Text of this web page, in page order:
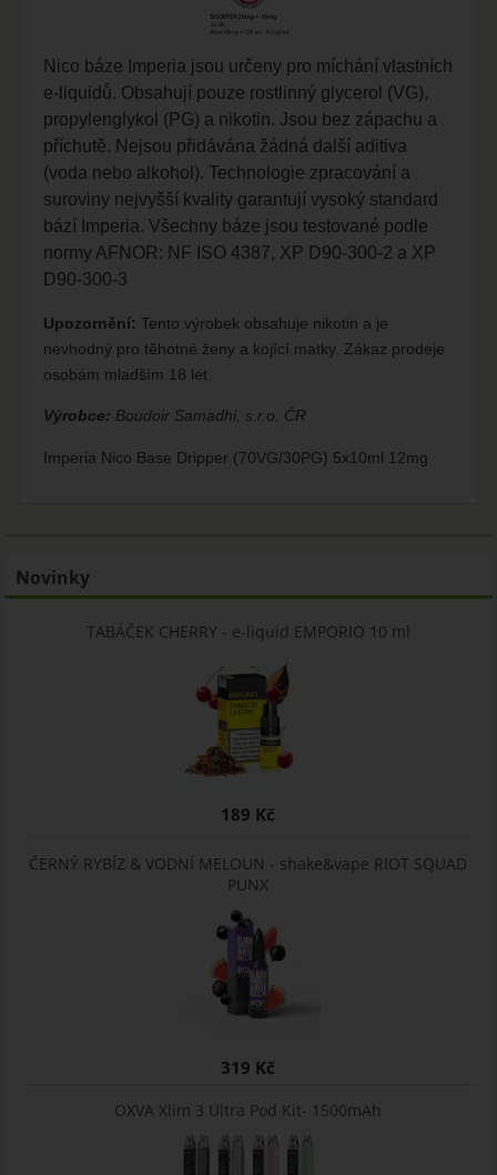
Nico báze Imperia jsou určeny pro míchání vlastních
e-liquidů. Obsahují pouze rostlinný glycerol (VG),
propylenglykol (PG) a nikotin. Jsou bez zápachu a
příchutě. Nejsou přidávána žádná další aditiva
(voda nebo alkohol). Technologie zpracování a
suroviny nejvyšší kvality garantují vysoký standard
bází Imperia. Všechny báze jsou testované podle
normy AFNOR: NF ISO 4387, XP D90-300-2 a XP
D90-300-3
Upozornění: Tento výrobek obsahuje nikotin a je
nevhodný pro těhotné ženy a kojící matky. Zákaz prodeje
osobám mladším 18 let.
Výrobce: Boudoir Samadhi, s.r.o. ČR
Imperia Nico Base Dripper (70VG/30PG) 5x10ml 12mg
Novinky
TABÁČEK CHERRY - e-liquid EMPORIO 10 ml
189 Kč
ČERNÝ RYBÍZ & VODNÍ MELOUN - shake&vape RIOT SQUAD
PUNX
319 Kč
OXVA Xlim 3 Ultra Pod Kit- 1500mAh